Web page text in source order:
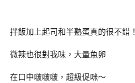
拌飯加上起司和半熟蛋真的很不錯！
微辣也很對我味，大量魚卵
在口中啵啵啵，超級促咪～